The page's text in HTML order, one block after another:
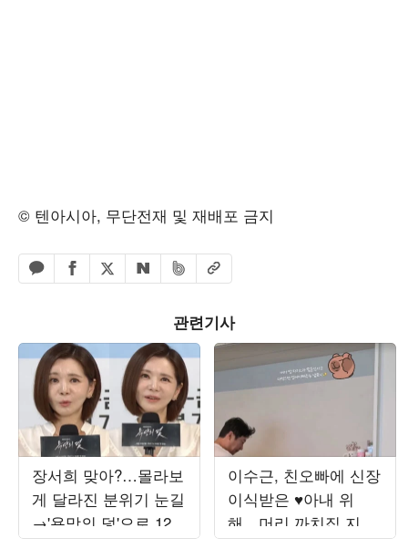
© 텐아시아, 무단전재 및 재배포 금지
카카오톡 공유하기
페이스북 공유하기
엑스 공유하기
네이버 공유하기
밴드 공유하기
URL복사
관련기사
장서희 맞아?…몰라보
게 달라진 분위기 눈길
→'욕망의 덫'으로 12년
만에 KBS 복귀
이수근, 친오빠에 신장
이식받은 ♥아내 위
해…머리 까치집 지은
채로